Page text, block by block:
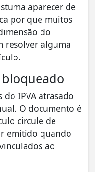
aparecer de
por que muitos
do
resolver alguma
IPVA atrasado
O documento é
circule de
emitido quando
ao